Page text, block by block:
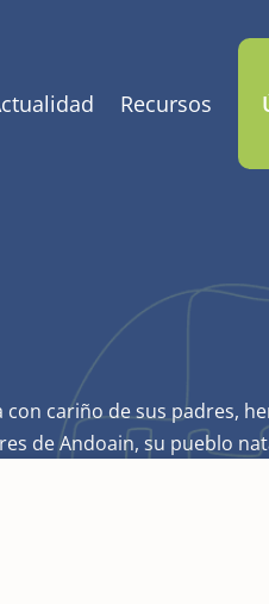
Recursos
con cariño de sus padres,
de Andoain, su pueblo